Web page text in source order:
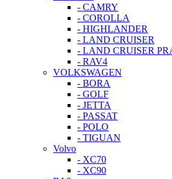
- CAMRY
- COROLLA
- HIGHLANDER
- LAND CRUISER
- LAND CRUISER
- RAV4
VOLKSWAGEN
- BORA
- GOLF
- JETTA
- PASSAT
- POLO
- TIGUAN
Volvo
- XC70
- XC90